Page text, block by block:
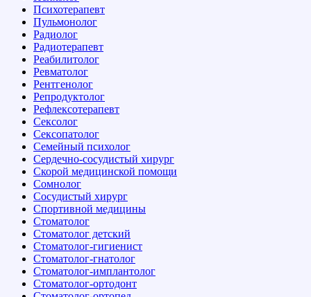
Психотерапевт
Пульмонолог
Радиолог
Радиотерапевт
Реабилитолог
Ревматолог
Рентгенолог
Репродуктолог
Рефлексотерапевт
Сексолог
Сексопатолог
Семейный психолог
Сердечно-сосудистый хирург
Скорой медицинской помощи
Сомнолог
Сосудистый хирург
Спортивной медицины
Стоматолог
Стоматолог детский
Стоматолог-гигиенист
Стоматолог-гнатолог
Стоматолог-имплантолог
Стоматолог-ортодонт